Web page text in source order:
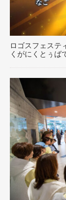
ロゴスフェステ
くがにくとぅば